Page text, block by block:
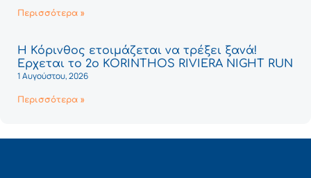
Περισσότερα »
Η Κόρινθος ετοιμάζεται να τρέξει ξανά!
Έρχεται το 2ο KORINTHOS RIVIERA NIGHT RUN
1 Αυγούστου, 2026
Περισσότερα »